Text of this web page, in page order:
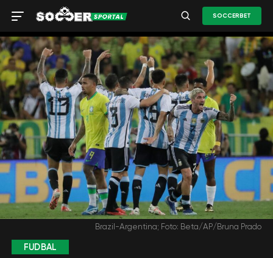
SOCCERBET
Brazil-Argentina; Foto: Beta/AP/Bruna Prado
FUDBAL